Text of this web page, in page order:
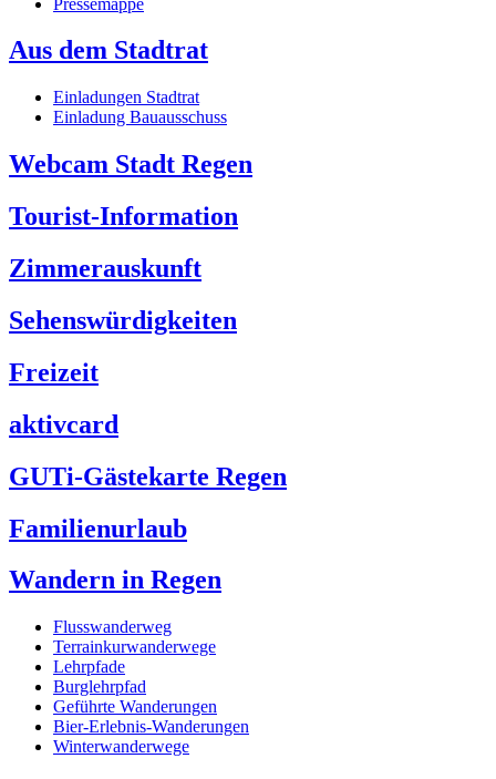
Aus dem Stadtrat
Einladungen Stadtrat
Einladung Bauausschuss
Webcam Stadt Regen
Tourist-Information
Zimmerauskunft
Sehenswürdigkeiten
Freizeit
aktivcard
GUTi-Gästekarte Regen
Familienurlaub
Wandern in Regen
Flusswanderweg
Terrainkurwanderwege
Lehrpfade
Burglehrpfad
Geführte Wanderungen
Bier-Erlebnis-Wanderungen
Winterwanderwege